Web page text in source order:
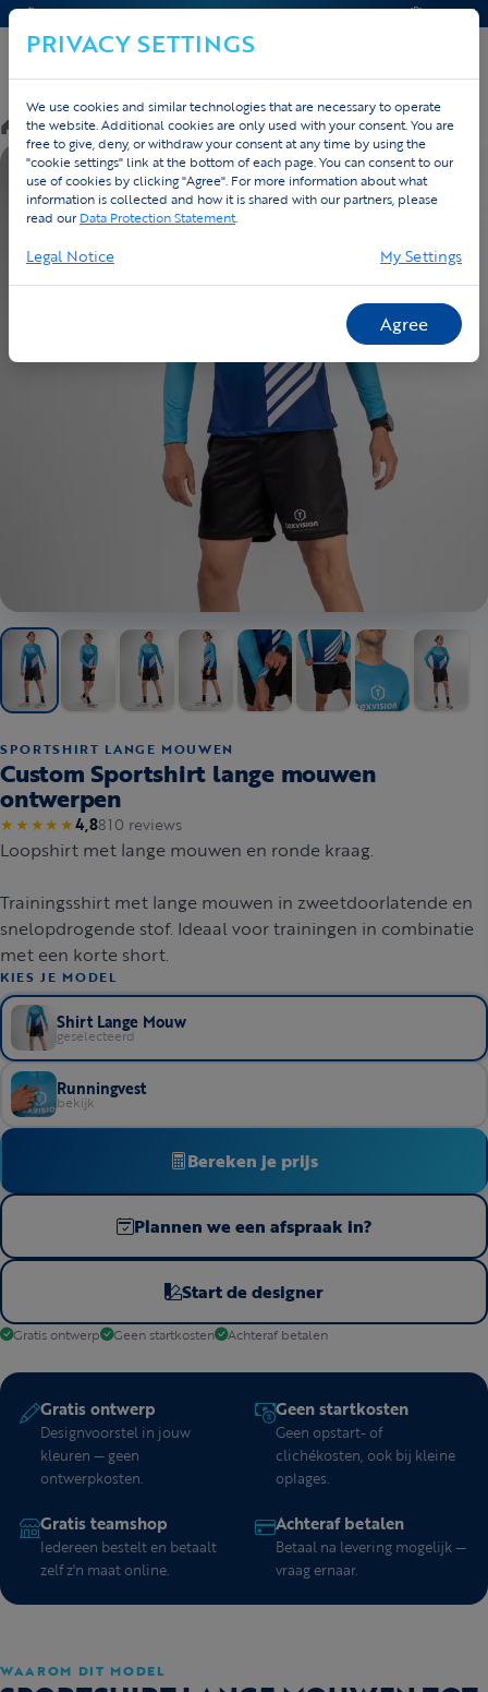
CONTACT & HELP OFFERTE
Custom/Triathlon/Producten
EIGEN ONTWERP
SPORTSHIRT LANGE MOUWEN
Custom Sportshirt lange mouwen
ontwerpen
★★★★★4,8810 reviews
Loopshirt met lange mouwen en ronde kraag.
Trainingsshirt met lange mouwen in zweetdoorlatende en
snelopdrogende stof. Ideaal voor trainingen in combinatie
met een korte short.
KIES JE MODEL
Shirt Lange Mouw
geselecteerd
Runningvest
bekijk
Bereken je prijs
Plannen we een afspraak in?
Start de designer
Gratis ontwerp Geen startkosten Achteraf betalen
Gratis ontwerp
Designvoorstel in jouw
kleuren — geen
ontwerpkosten.
Geen startkosten
Geen opstart- of
clichékosten, ook bij kleine
oplages.
Gratis teamshop
Iedereen bestelt en betaalt
zelf z'n maat online.
Achteraf betalen
Betaal na levering mogelijk —
vraag ernaar.
WAAROM DIT MODEL
PRIVACY SETTINGS
We use cookies and similar technologies that are necessary to operate
the website. Additional cookies are only used with your consent. You are
free to give, deny, or withdraw your consent at any time by using the
"cookie settings" link at the bottom of each page. You can consent to our
use of cookies by clicking "Agree". For more information about what
information is collected and how it is shared with our partners, please
read ourData Protection Statement.
Legal Notice My Settings
Agree